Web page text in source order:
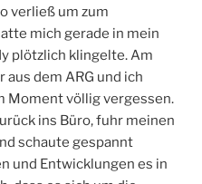
verließ um zum
mich gerade in mein
plötzlich klingelte. Am
aus dem ARG und ich
Moment völlig vergessen.
ins Büro, fuhr meinen
schaute gespannt
und Entwicklungen es in